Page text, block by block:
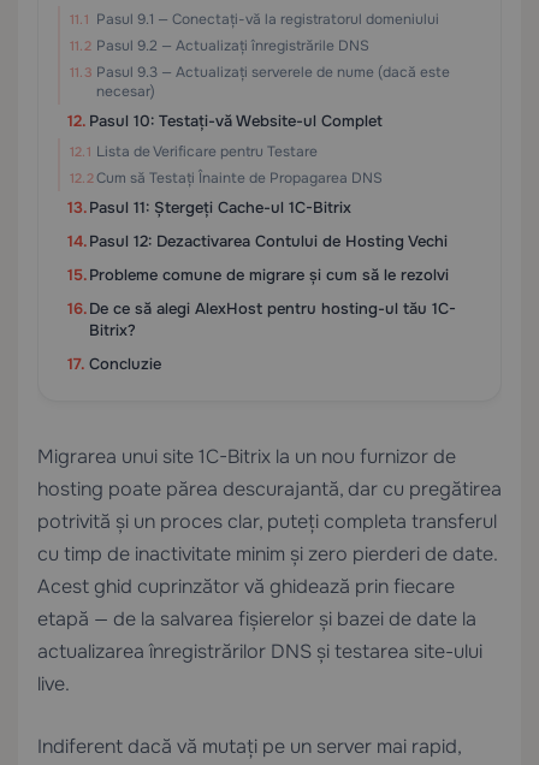
Pasul 9.1 — Conectați-vă la registratorul domeniului
Pasul 9.2 — Actualizați înregistrările DNS
Pasul 9.3 — Actualizați serverele de nume (dacă este
necesar)
Pasul 10: Testați-vă Website-ul Complet
Lista de Verificare pentru Testare
Cum să Testați Înainte de Propagarea DNS
Pasul 11: Ștergeți Cache-ul 1C-Bitrix
Pasul 12: Dezactivarea Contului de Hosting Vechi
Probleme comune de migrare și cum să le rezolvi
De ce să alegi AlexHost pentru hosting-ul tău 1C-
Bitrix?
Concluzie
Migrarea unui site 1C-Bitrix la un nou furnizor de
hosting poate părea descurajantă, dar cu pregătirea
potrivită și un proces clar, puteți completa transferul
cu timp de inactivitate minim și zero pierderi de date.
Acest ghid cuprinzător vă ghidează prin fiecare
etapă — de la salvarea fișierelor și bazei de date la
actualizarea înregistrărilor DNS și testarea site-ului
live.
Indiferent dacă vă mutați pe un server mai rapid,